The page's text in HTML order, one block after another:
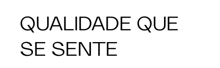
QUALIDADE QUE
SE SENTE